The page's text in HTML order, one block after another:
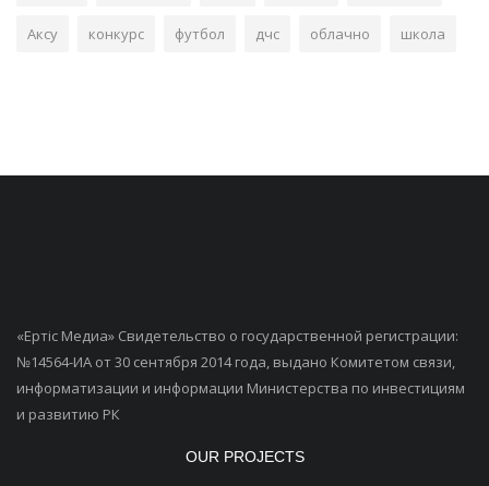
Аксу конкурс футбол дчс облачно школа
«Ертiс Медиа» Свидетельство о государственной регистрации:
№14564-ИА от 30 сентября 2014 года, выдано Комитетом связи,
информатизации и информации Министерства по инвестициям
и развитию РК
OUR PROJECTS